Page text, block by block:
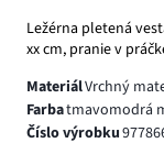
Ležérna pletená
xx cm, pranie v
MateriálVrchný
Farbatmavomodrá
Číslo výrobku